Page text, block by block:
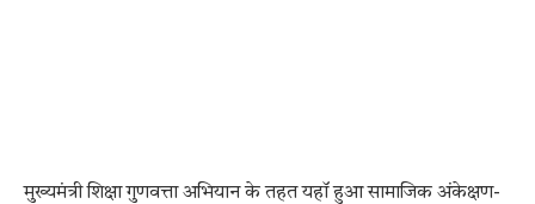
मुख्यमंत्री शिक्षा गुणवत्ता अभियान के तहत यहॉ हुआ सामाजिक अंकेक्षण-